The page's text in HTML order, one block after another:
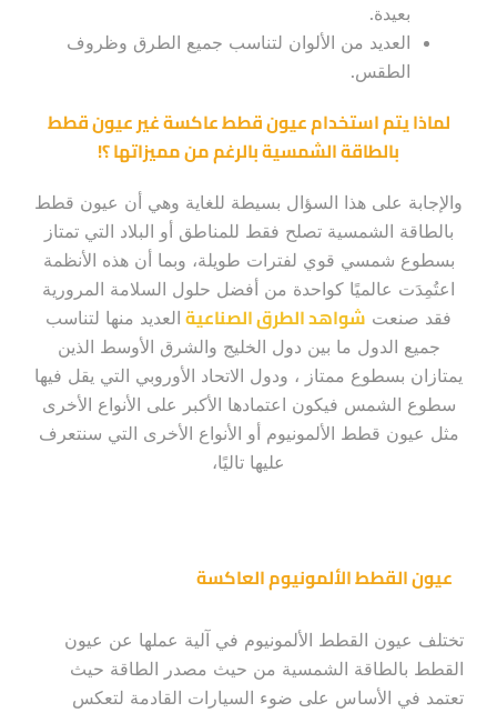
بعيدة.
العديد من الألوان لتناسب جميع الطرق وظروف
الطقس.
لماذا يتم استخدام عيون قطط عاكسة غير عيون قطط
بالطاقة الشمسية بالرغم من مميزاتها ؟!
والإجابة على هذا السؤال بسيطة للغاية وهي أن عيون قطط
بالطاقة الشمسية تصلح فقط للمناطق أو البلاد التي تمتاز
بسطوع شمسي قوي لفترات طويلة، وبما أن هذه الأنظمة
اعتُمِدَت عالميًا كواحدة من أفضل حلول السلامة المرورية
فقد صنعتشواهد الطرق الصناعية العديد منها لتناسب
جميع الدول ما بين دول الخليج والشرق الأوسط الذين
يمتازان بسطوع ممتاز ، ودول الاتحاد الأوروبي التي يقل فيها
سطوع الشمس فيكون اعتمادها الأكبر على الأنواع الأخرى
مثل عيون قطط الألمونيوم أو الأنواع الأخرى التي سنتعرف
عليها تاليًا،
عيون القطط الألمونيوم العاكسة
تختلف عيون القطط الألمونيوم في آلية عملها عن عيون
القطط بالطاقة الشمسية من حيث مصدر الطاقة حيث
تعتمد في الأساس على ضوء السيارات القادمة لتعكس